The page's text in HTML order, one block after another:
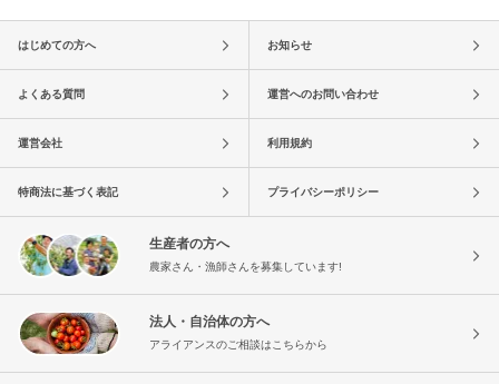
はじめての方へ お知らせ
よくある質問 運営へのお問い合わせ
運営会社 利用規約
特商法に基づく表記 プライバシーポリシー
生産者の方へ
農家さん・漁師さんを募集しています!
法人・自治体の方へ
アライアンスのご相談はこちらから